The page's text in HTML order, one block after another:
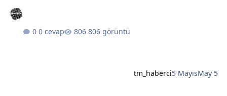
0 cevap 806 görüntü
tm_haberci5 MayısMay 5